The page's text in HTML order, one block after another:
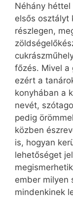
Néhány
elsős osztályt
részlegen,
főzés. Mivel a
ezért a
konyhában a
nevét,
pedig
közben
is, hogyan
lehetőséget
ember milyen
mindenkinek